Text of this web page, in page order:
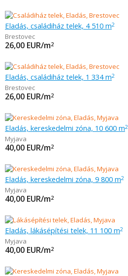
Eladás, családiház telek, 4 510 m2
Brestovec
26,00 EUR/m2
Eladás, családiház telek, 1 334 m2
Brestovec
26,00 EUR/m2
Eladás, kereskedelmi zóna, 10 600 m2
Myjava
40,00 EUR/m2
Eladás, kereskedelmi zóna, 9 800 m2
Myjava
40,00 EUR/m2
Eladás, lákásépítési telek, 11 100 m2
Myjava
40,00 EUR/m2